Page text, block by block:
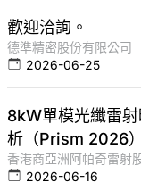
歡迎洽詢。
德準精密股份有限公司
2026-06-25
8kW單模光纖雷
析（Prism 2026）
香港商亞洲阿帕奇雷射
2026-06-16